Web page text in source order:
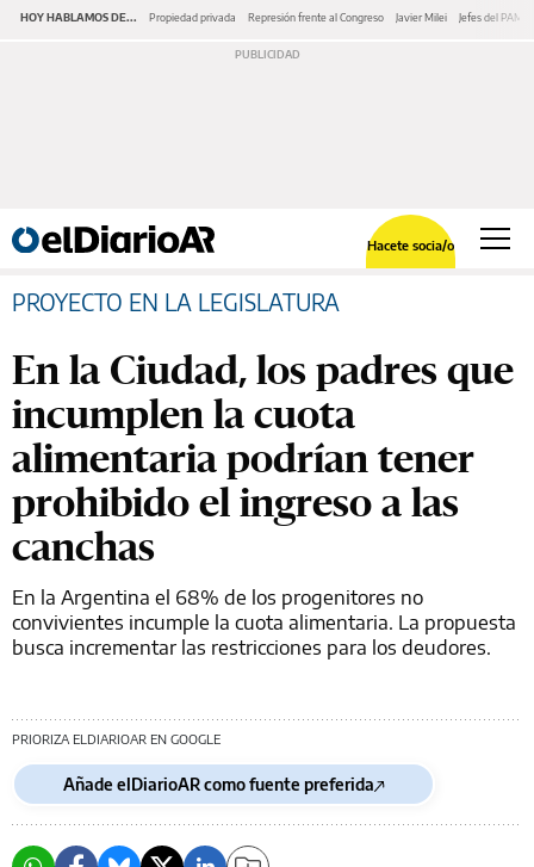
HOY HABLAMOS DE... Propiedad privada Represión frente al Congreso Javier Milei Jefes del PAMI
Hacete socia/o
PROYECTO EN LA LEGISLATURA
En la Ciudad, los padres que
incumplen la cuota
alimentaria podrían tener
prohibido el ingreso a las
canchas
En la Argentina el 68% de los progenitores no
convivientes incumple la cuota alimentaria. La propuesta
busca incrementar las restricciones para los deudores.
PRIORIZA ELDIARIOAR EN GOOGLE
Añade elDiarioAR como fuente preferida